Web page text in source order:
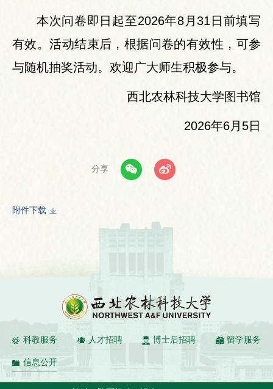
本次问卷即日起至2026年8月31日前填写
有效。活动结束后，根据问卷的有效性，可参
与随机抽奖活动。欢迎广大师生积极参与。
西北农林科技大学图书馆
2026年6月5日
分享
附件下载
科教服务 人才招聘 博士后招聘 留学服务
信息公开